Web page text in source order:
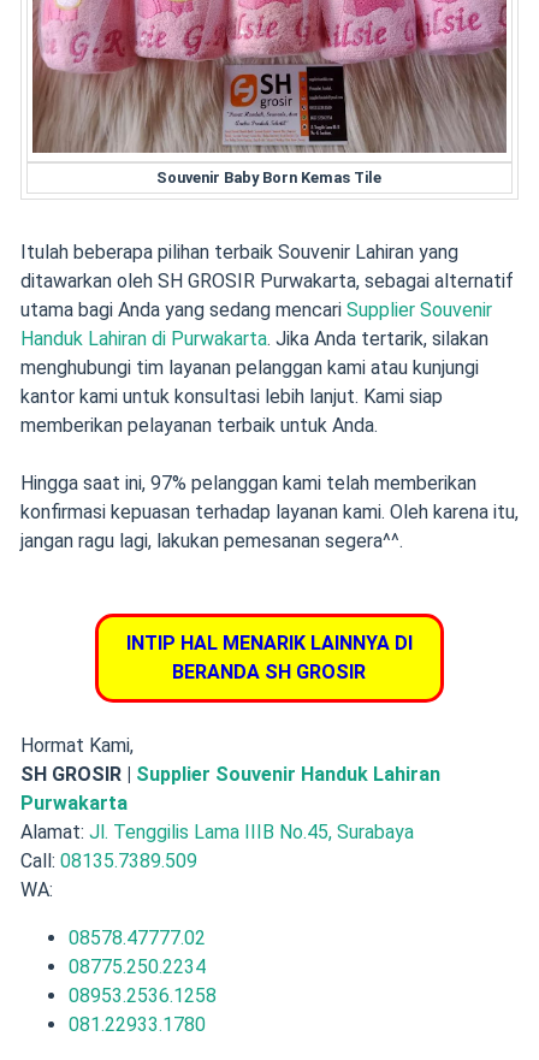
Souvenir Baby Born Kemas Tile
Itulah beberapa pilihan terbaik Souvenir Lahiran yang
ditawarkan oleh SH GROSIR Purwakarta, sebagai alternatif
utama bagi Anda yang sedang mencari Supplier Souvenir
Handuk Lahiran di Purwakarta. Jika Anda tertarik, silakan
menghubungi tim layanan pelanggan kami atau kunjungi
kantor kami untuk konsultasi lebih lanjut. Kami siap
memberikan pelayanan terbaik untuk Anda.
Hingga saat ini, 97% pelanggan kami telah memberikan
konfirmasi kepuasan terhadap layanan kami. Oleh karena itu,
jangan ragu lagi, lakukan pemesanan segera^^.
INTIP HAL MENARIK LAINNYA DI
BERANDA SH GROSIR
Hormat Kami,
SH GROSIR | Supplier Souvenir Handuk Lahiran
Purwakarta
Alamat: Jl. Tenggilis Lama IIIB No.45, Surabaya
Call: 08135.7389.509
WA:
08578.47777.02
08775.250.2234
08953.2536.1258
081.22933.1780